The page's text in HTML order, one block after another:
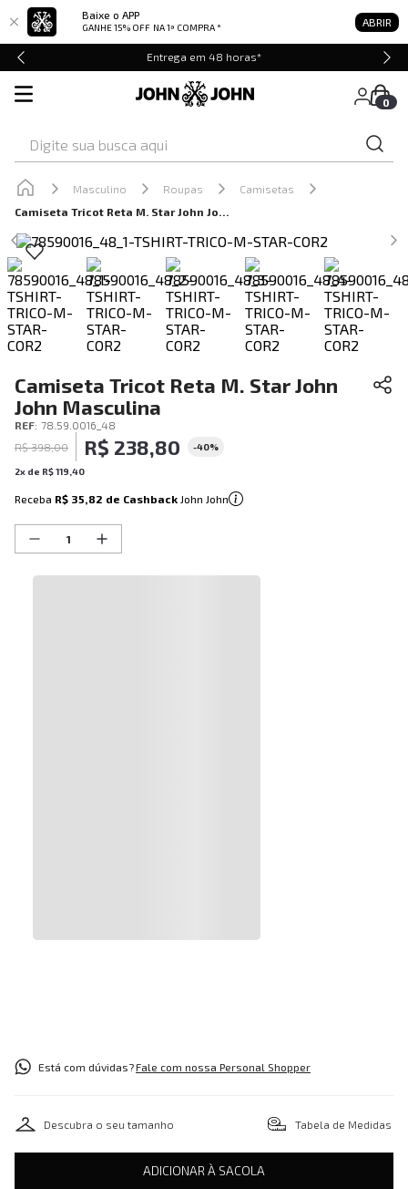
Baixe o APP
GANHE 15% OFF NA 1ª COMPRA * ABRIR
Entrega em 48 horas*
0
Masculino Roupas
Camisetas
Camiseta Tricot Reta M. Star John John Masculina
Camiseta Tricot Reta M. Star John
John Masculina
REF: 78.59.0016_48
R$ 398,00 R$ 238,80 -40%
2x de R$119 40
Receba R$ 35,82 de Cashback John John
Está com dúvidas?Fale com nossa Personal Shopper
Descubra o seu tamanho Tabela de Medidas
ADICIONAR À SACOLA